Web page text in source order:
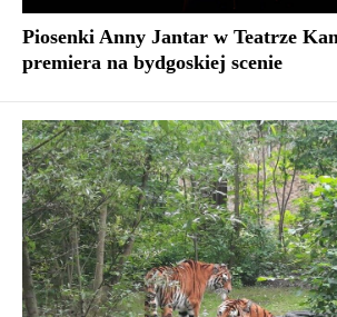
Piosenki Anny Jantar w Teatrze
premiera na bydgoskiej scenie